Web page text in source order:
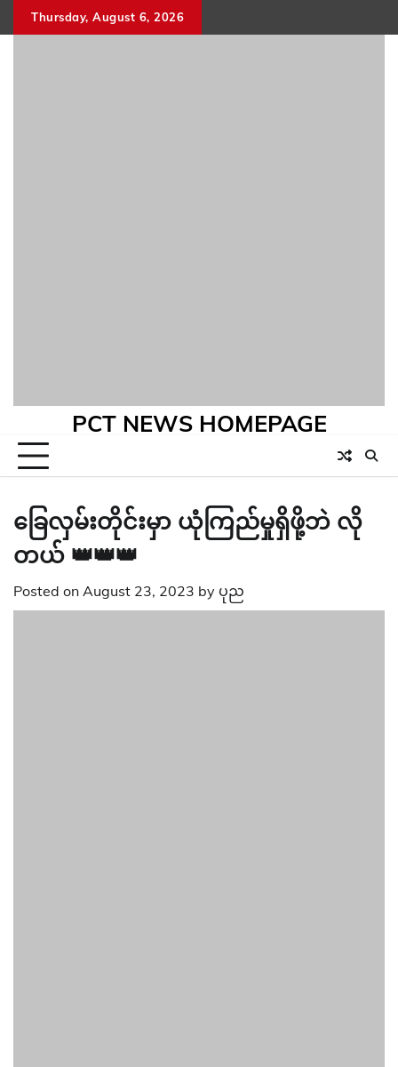
to
Thursday, August 6, 2026
PCT NEWS HOMEPAGE
ခြေလှမ်းတိုင်းမှာ ယုံကြည်မှုရှိဖို့ဘဲ လို
တယ် 👑👑👑
Posted on August 23, 2023 by ပုည